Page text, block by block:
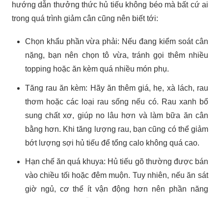
hướng dẫn thưởng thức hủ tiếu không béo mà bất cứ ai
trong quá trình giảm cân cũng nên biết tới:
Chọn khẩu phần vừa phải: Nếu đang kiểm soát cân
nặng, bạn nên chọn tô vừa, tránh gọi thêm nhiều
topping hoặc ăn kèm quá nhiều món phụ.
Tăng rau ăn kèm: Hãy ăn thêm giá, hẹ, xà lách, rau
thơm hoặc các loại rau sống nếu có. Rau xanh bổ
sung chất xơ, giúp no lâu hơn và làm bữa ăn cân
bằng hơn. Khi tăng lượng rau, bạn cũng có thể giảm
bớt lượng sợi hủ tiếu để tổng calo không quá cao.
Hạn chế ăn quá khuya: Hủ tiếu gõ thường được bán
vào chiều tối hoặc đêm muộn. Tuy nhiên, nếu ăn sát
giờ ngủ, cơ thể ít vận động hơn nên phần năng